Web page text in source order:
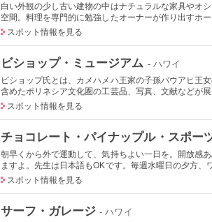
白い外観の少し古い建物の中はナチュラルな家具やオ
空間。料理を専門的に勉強したオーナーが作り出すホ
スポット情報を見る
ビショップ・ミュージアム - ハワイ
ビショップ氏とは、カメハメハ王家の子孫パウアヒ王
含めたポリネシア文化圏の工芸品、写真、文献などが
スポット情報を見る
チョコレート・パイナップル・スポー
朝早くから外で運動して、気持ちよい一日を。開放感
ますよ。先生は日本語もOKです。毎週水曜日の夕方、
スポット情報を見る
サーフ・ガレージ - ハワイ